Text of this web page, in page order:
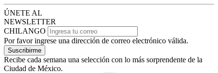
ÚNETE AL
NEWSLETTER
CHILANGO
Por favor ingrese una dirección de correo electrónico válida.
Suscribirme
Recibe cada semana una selección con lo más sorprendente de la
Ciudad de México.